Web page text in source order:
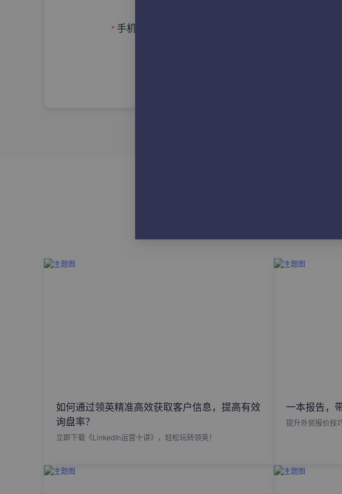
手机号码
如何通过领英精准高效获取客户信息，提高有效
询盘率？
立即下载《LinkedIn运营十讲》，轻松玩转领英！
一本报告，
提升外贸报价技